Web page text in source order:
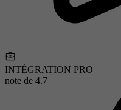
INTÉGRATION PRO
note de 4.7